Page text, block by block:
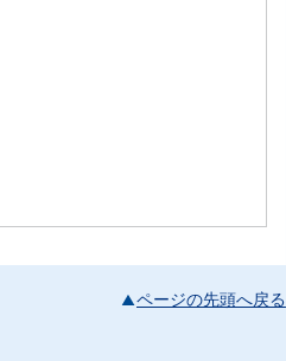
ページの先頭へ戻る